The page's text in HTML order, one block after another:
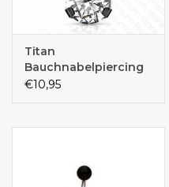
Titan
Bauchnabelpiercing
schwarz
€10,95